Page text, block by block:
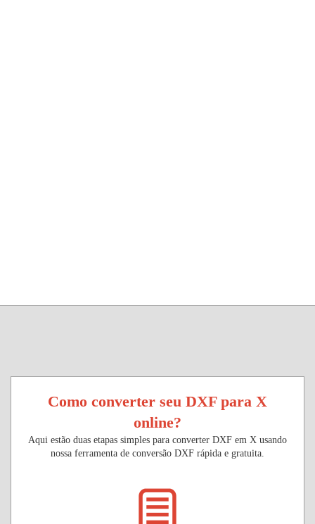
Como converter seu DXF para X
online?
Aqui estão duas etapas simples para converter DXF em X usando
nossa ferramenta de conversão DXF rápida e gratuita.